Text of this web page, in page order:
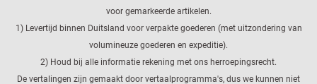
voor gemarkeerde artikelen.
1) Levertijd binnen Duitsland voor verpakte goederen (met uitzondering van
volumineuze goederen en expeditie).
2) Houd bij alle informatie rekening met ons herroepingsrecht.
De vertalingen zijn gemaakt door vertaalprogramma's, dus we kunnen niet